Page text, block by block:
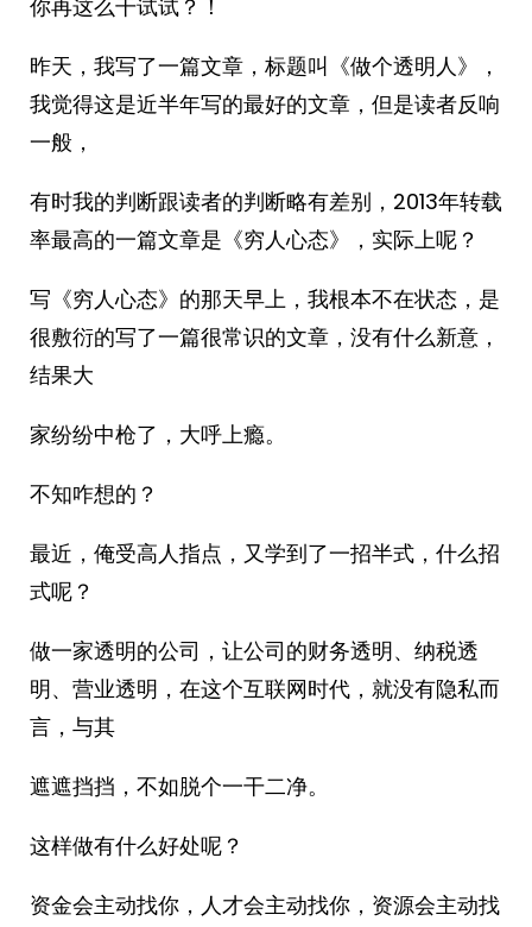
你再这么干试试？！
昨天，我写了一篇文章，标题叫《做个透明人》，
我觉得这是近半年写的最好的文章，但是读者反响
一般，
有时我的判断跟读者的判断略有差别，2013年转载
率最高的一篇文章是《穷人心态》，实际上呢？
写《穷人心态》的那天早上，我根本不在状态，是
很敷衍的写了一篇很常识的文章，没有什么新意，
结果大
家纷纷中枪了，大呼上瘾。
不知咋想的？
最近，俺受高人指点，又学到了一招半式，什么招
式呢？
做一家透明的公司，让公司的财务透明、纳税透
明、营业透明，在这个互联网时代，就没有隐私而
言，与其
遮遮挡挡，不如脱个一干二净。
这样做有什么好处呢？
资金会主动找你，人才会主动找你，资源会主动找